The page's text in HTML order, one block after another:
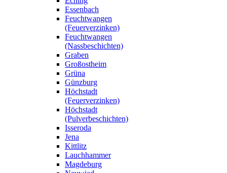
Essenbach
Feuchtwangen
(Feuerverzinken)
Feuchtwangen
(Nassbeschichten)
Graben
Großostheim
Grüna
Günzburg
Höchstadt
(Feuerverzinken)
Höchstadt
(Pulverbeschichten)
Isseroda
Jena
Kittlitz
Lauchhammer
Magdeburg